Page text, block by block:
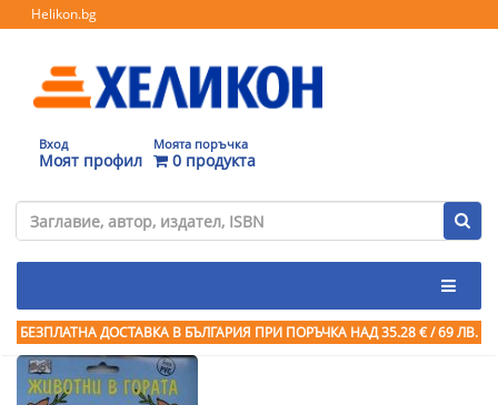
Helikon.bg
Вход
Моят профил
Моята поръчка
0 продукта
БЕЗПЛАТНА ДОСТАВКА В БЪЛГАРИЯ ПРИ ПОРЪЧКА НАД 35.28 € / 69 ЛВ.